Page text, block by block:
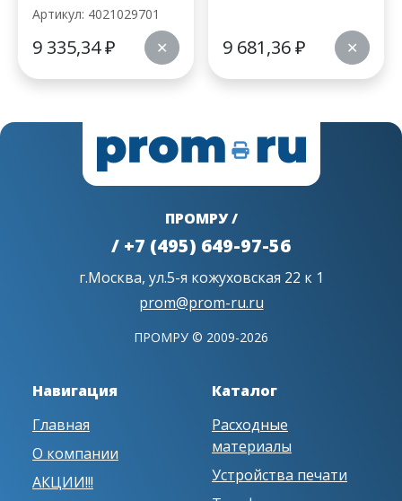
Артикул: 4021029701
9 335,34₽ ✕ 9 681,36₽ ✕
ПРОМРУ /
/ +7 (495) 649-97-56
г.Москва, ул.5-я кожуховская 22 к 1
prom@prom-ru.ru
ПРОМРУ © 2009-2026
Навигация
Главная
О компании
АКЦИИ!!!
Каталог
Расходные
материалы
Устройства печати